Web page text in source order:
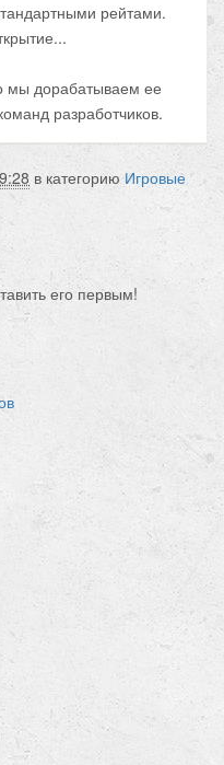
рейтами.
мы дорабатываем ее
разработчиков.
в категорию Игровые
его первым!